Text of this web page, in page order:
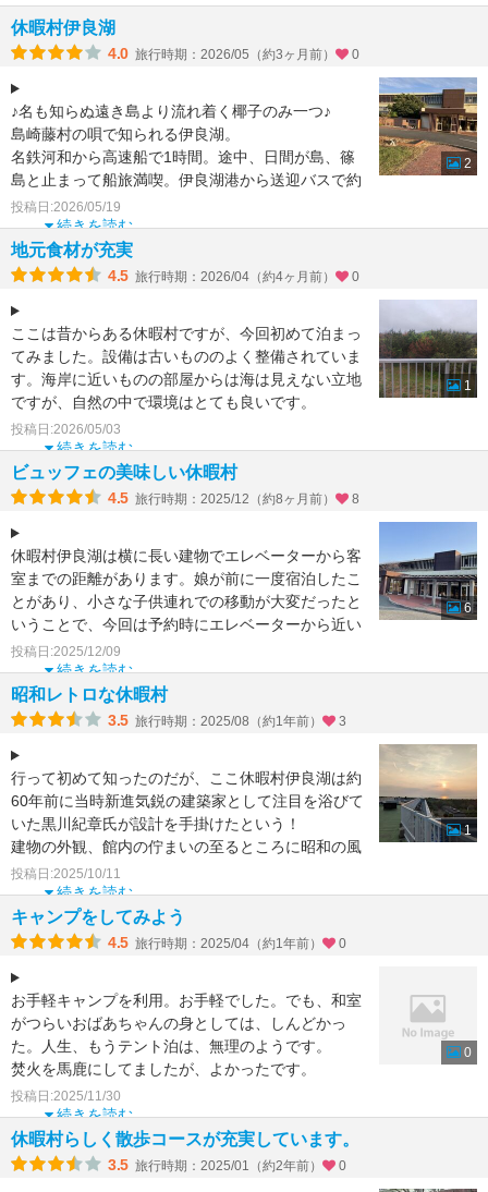
休暇村伊良湖
4.0 旅行時期：2026/05（約3ヶ月前） 0
♪名も知らぬ遠き島より流れ着く椰子のみ一つ♪
島崎藤村の唄で知られる伊良湖。
名鉄河和から高速船で1時間。途中、日間が島、篠
島と止まって船旅満喫。伊良湖港から送迎バスで約
15分。広大な敷地の中に
続きを読む
投稿日:2026/05/19
2
地元食材が充実
4.5 旅行時期：2026/04（約4ヶ月前） 0
ここは昔からある休暇村ですが、今回初めて泊まっ
てみました。設備は古いもののよく整備されていま
す。海岸に近いものの部屋からは海は見えない立地
ですが、自然の中で環境はとても良いです。
夕朝食ともビュッフ
続きを読む
投稿日:2026/05/03
1
ビュッフェの美味しい休暇村
4.5 旅行時期：2025/12（約8ヶ月前） 8
休暇村伊良湖は横に長い建物でエレベーターから客
室までの距離があります。娘が前に一度宿泊したこ
とがあり、小さな子供連れでの移動が大変だったと
いうことで、今回は予約時にエレベーターから近い
客室をお願いした
続きを読む
投稿日:2025/12/09
6
昭和レトロな休暇村
3.5 旅行時期：2025/08（約1年前） 3
行って初めて知ったのだが、ここ休暇村伊良湖は約
60年前に当時新進気鋭の建築家として注目を浴びて
いた黒川紀章氏が設計を手掛けたという！
建物の外観、館内の佇まいの至るところに昭和の風
情を感じられ、自分
続きを読む
投稿日:2025/10/11
1
キャンプをしてみよう
4.5 旅行時期：2025/04（約1年前） 0
お手軽キャンプを利用。お手軽でした。でも、和室
がつらいおばあちゃんの身としては、しんどかっ
た。人生、もうテント泊は、無理のようです。
焚火を馬鹿にしてましたが、よかったです。
本館は小さめに思いま
続きを読む
投稿日:2025/11/30
0
休暇村らしく散歩コースが充実しています。
3.5 旅行時期：2025/01（約2年前） 0